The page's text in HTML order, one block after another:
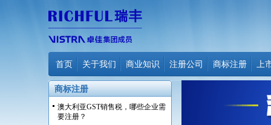
首页 关于我们 商业知识 注册公司 商标注册 上
商标注册
澳大利亚GST销售税，哪些企业需
要注册？